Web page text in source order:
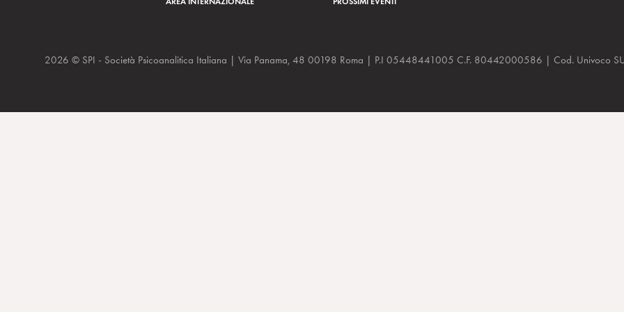
2026 © SPI - Società Psicoanalitica Italiana | Via Panama, 48 00198 Roma | P.I 05448441005 C.F. 80442000586 | Cod. Univoco